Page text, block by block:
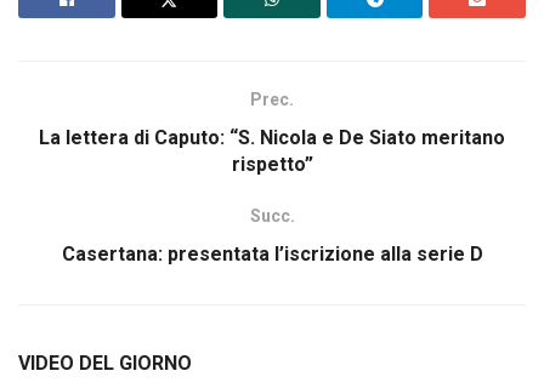
Prec.
La lettera di Caputo: “S. Nicola e De Siato meritano
rispetto”
Succ.
Casertana: presentata l’iscrizione alla serie D
VIDEO DEL GIORNO